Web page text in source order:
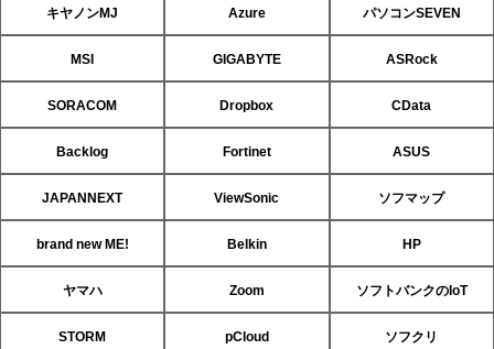
キヤノンMJ Azure パソコンSEVEN
MSI GIGABYTE ASRock
SORACOM Dropbox CData
Backlog Fortinet ASUS
JAPANNEXT ViewSonic ソフマップ
brand new ME! Belkin HP
ヤマハ Zoom ソフトバンクのIoT
STORM pCloud ソフクリ